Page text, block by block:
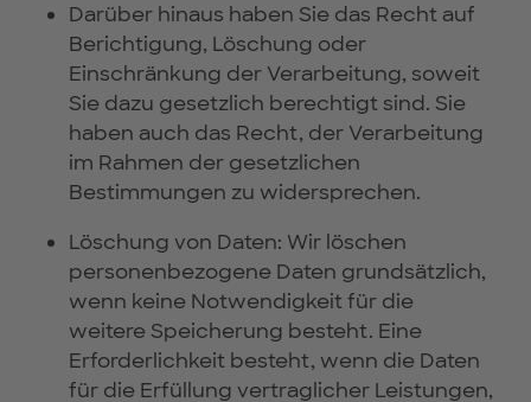
Darüber hinaus haben Sie das Recht auf
Berichtigung, Löschung oder
Einschränkung der Verarbeitung, soweit
Sie dazu gesetzlich berechtigt sind. Sie
haben auch das Recht, der Verarbeitung
im Rahmen der gesetzlichen
Bestimmungen zu widersprechen.
Löschung von Daten: Wir löschen
personenbezogene Daten grundsätzlich,
wenn keine Notwendigkeit für die
weitere Speicherung besteht. Eine
Erforderlichkeit besteht, wenn die Daten
für die Erfüllung vertraglicher Leistungen,